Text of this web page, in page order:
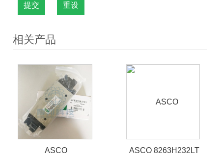
提交 重设
相关产品
ASCO
ASCO 8263H232LT